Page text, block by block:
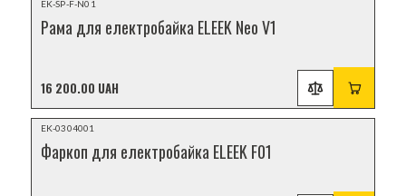
EK-SP-F-N01
Рама для електробайка ELEEK Neo V1
16 200.00 UAH
НОВИНКА
EK-0304001
Фаркоп для електробайка ELEEK F01